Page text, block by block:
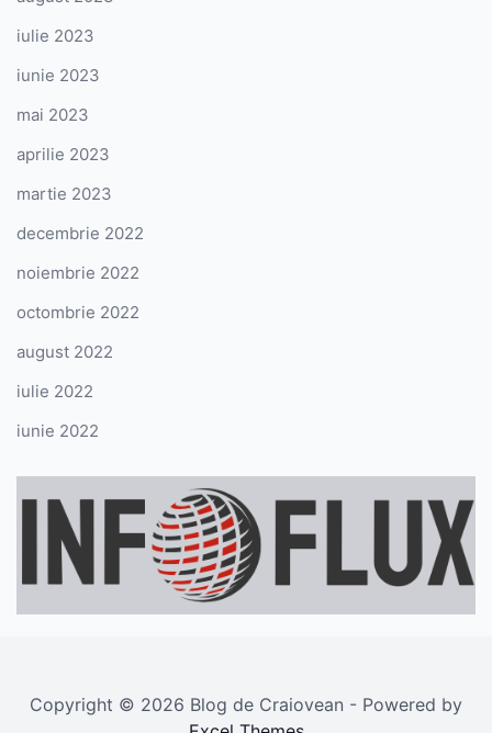
iulie 2023
iunie 2023
mai 2023
aprilie 2023
martie 2023
decembrie 2022
noiembrie 2022
octombrie 2022
august 2022
iulie 2022
iunie 2022
Copyright © 2026 Blog de Craiovean - Powered by